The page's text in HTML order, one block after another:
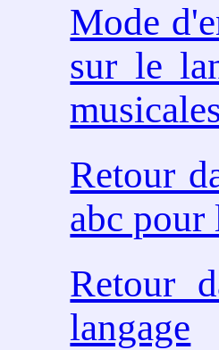
Mode
sur le
Retour
abc pour
Retour
langage